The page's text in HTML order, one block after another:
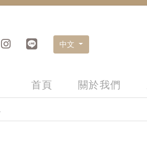
中文
首頁 關於我們